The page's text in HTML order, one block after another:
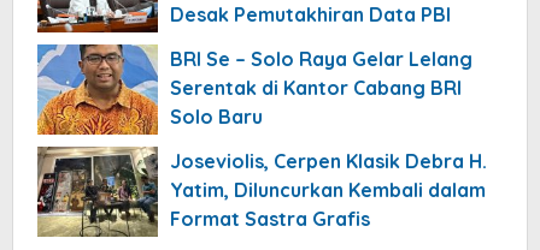
Desak Pemutakhiran Data PBI
BRI Se – Solo Raya Gelar Lelang
Serentak di Kantor Cabang BRI
Solo Baru
Joseviolis, Cerpen Klasik Debra H.
Yatim, Diluncurkan Kembali dalam
Format Sastra Grafis